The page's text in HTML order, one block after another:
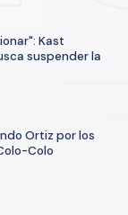
Kast
suspender la
Ortiz por los
Colo